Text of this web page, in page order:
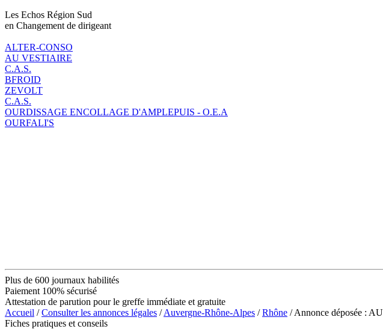
Les Echos Région Sud
en Changement de dirigeant
ALTER-CONSO
AU VESTIAIRE
C.A.S.
BFROID
ZEVOLT
C.A.S.
OURDISSAGE ENCOLLAGE D'AMPLEPUIS - O.E.A
OURFALI'S
Plus de 600 journaux habilités
Paiement 100% sécurisé
Attestation de parution pour le greffe immédiate et gratuite
Accueil /Consulter les annonces légales /Auvergne-Rhône-Alpes /Rhône / Annonce déposée :
Fiches pratiques et conseils